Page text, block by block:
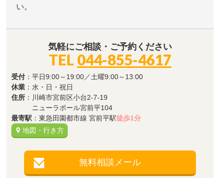
い。
気軽にご相談・ご予約ください
TEL 044-855-4617
受付 ：平日9:00～19:00／土曜9:00～13:00
休業 ：水・日・祝日
住所 ：川崎市宮前区小台2-7-19
ニューラポール宮前平104
最寄駅 ：東急田園都市線 宮前平駅徒歩1分
地図・行き方
無料相談メール